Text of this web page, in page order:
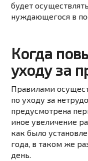
будет
нуждающегося в
Когда
уходу за
Правилами
по уходу за
предусмотрена
иное увеличение
как было
года, в таком же
день.